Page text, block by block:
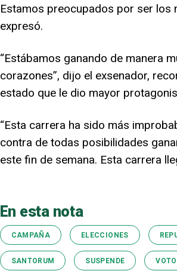
Estamos preocupados por ser los
expresó.
“Estábamos ganando de manera
corazones”, dijo el exsenador,
estado que le dio mayor
“Esta carrera ha sido más
contra de todas posibilidades
este fin de semana. Esta carrera
En esta nota
CAMPAÑA ELECCIONES
SANTORUM SUSPENDE VOTO